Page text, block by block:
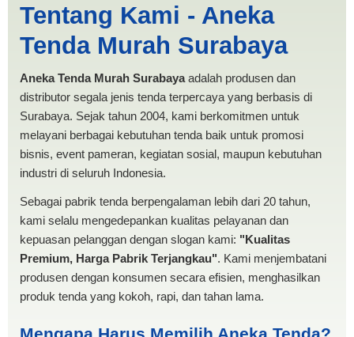
Salatiga | PRODUKSI ANEKA
TENDA MURAH
Tentang Kami - Aneka
Tenda Murah Surabaya
Aneka Tenda Murah Surabayaadalah produsen dan
distributor segala jenis tenda terpercaya yang berbasis di
Surabaya. Sejak tahun 2004, kami berkomitmen untuk
melayani berbagai kebutuhan tenda baik untuk promosi
bisnis, event pameran, kegiatan sosial, maupun kebutuhan
industri di seluruh Indonesia.
Sebagai pabrik tenda berpengalaman lebih dari 20 tahun,
kami selalu mengedepankan kualitas pelayanan dan
kepuasan pelanggan dengan slogan kami: "Kualitas
Premium, Harga Pabrik Terjangkau". Kami menjembatani
produsen dengan konsumen secara efisien, menghasilkan
produk tenda yang kokoh, rapi, dan tahan lama.